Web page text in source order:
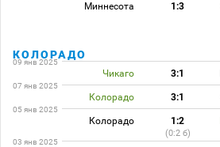
Миннесота 1:3
КОЛОРАДО
09 янв 2025
Чикаго 3:1
07 янв 2025
Колорадо 3:1
05 янв 2025
Колорадо 1:2
(0:2 б)
03 янв 2025